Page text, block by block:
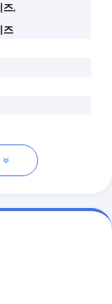
즈,
즈